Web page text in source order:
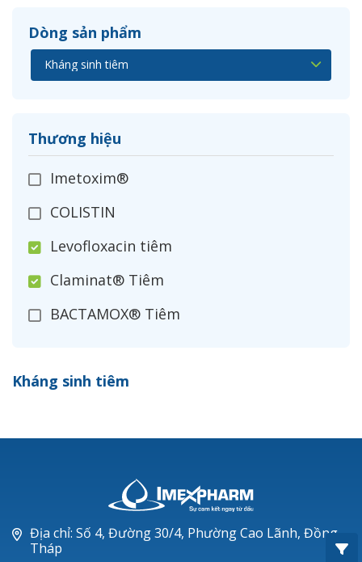
Dòng sản phẩm
Thương hiệu
Imetoxim®
COLISTIN
Levofloxacin tiêm
Claminat® Tiêm
BACTAMOX® Tiêm
Ceftizoxim®
Piperacillin
Ticarlinat®
Kháng sinh tiêm
Địa chỉ: Số 4, Đường 30/4, Phường Cao Lãnh, Đồng
Tháp